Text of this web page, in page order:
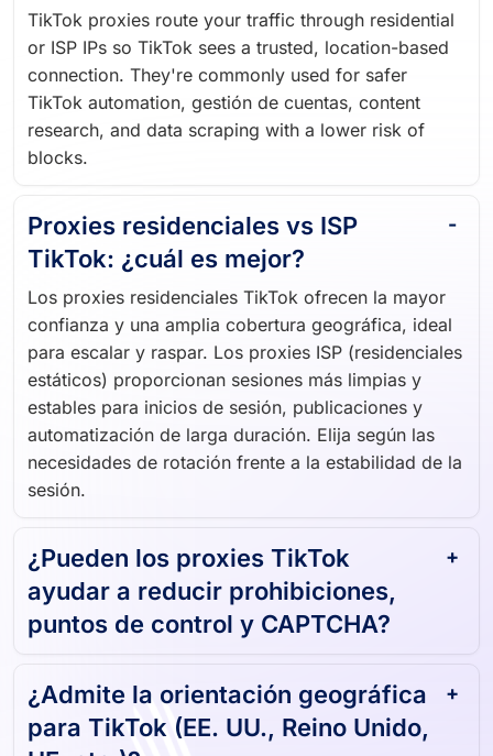
TikTok proxies route your traffic through residential
or ISP IPs so TikTok sees a trusted, location-based
connection. They're commonly used for safer
TikTok automation, gestión de cuentas, content
research, and data scraping with a lower risk of
blocks.
Proxies residenciales vs ISP
TikTok: ¿cuál es mejor?
Los proxies residenciales TikTok ofrecen la mayor
confianza y una amplia cobertura geográfica, ideal
para escalar y raspar. Los proxies ISP (residenciales
estáticos) proporcionan sesiones más limpias y
estables para inicios de sesión, publicaciones y
automatización de larga duración. Elija según las
necesidades de rotación frente a la estabilidad de la
sesión.
¿Pueden los proxies TikTok
ayudar a reducir prohibiciones,
puntos de control y CAPTCHA?
¿Admite la orientación geográfica
para TikTok (EE. UU., Reino Unido,